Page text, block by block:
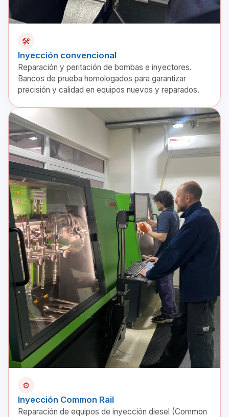
🛠️
Inyección convencional
Reparación y peritación de bombas e inyectores.
Bancos de prueba homologados para garantizar
precisión y calidad en equipos nuevos y reparados.
⚙️
Inyección Common Rail
Reparación de equipos de inyección diesel (Common